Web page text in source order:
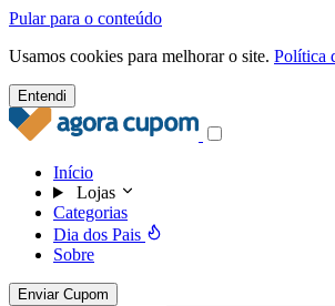
Pular para o conteúdo
Usamos cookies para melhorar o site. Política
Entendi
Início
Lojas
Categorias
Dia dos Pais
Sobre
Enviar Cupom